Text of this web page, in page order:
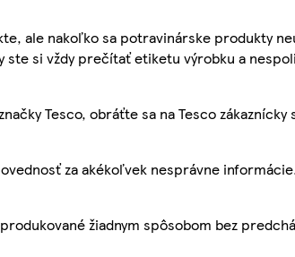
ale nakoľko sa potravinárske produkty
ste si vždy prečítať etiketu výrobku a
Tesco, obráťte sa na Tesco
za akékoľvek nesprávne
žiadnym spôsobom bez